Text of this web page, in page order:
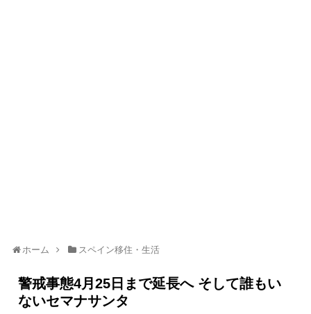
ホーム スペイン移住・生活
警戒事態4月25日まで延長へ そして誰もい
ないセマナサンタ